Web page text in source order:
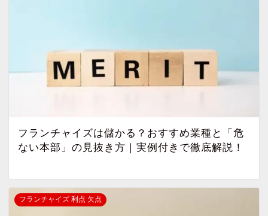
フランチャイズは儲かる？おすすめ業種と「危
ない本部」の見抜き方｜実例付きで徹底解説！
フランチャイズ 利点 欠点